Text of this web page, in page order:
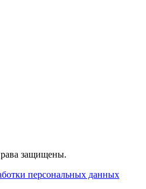
защищены.
персональных данных